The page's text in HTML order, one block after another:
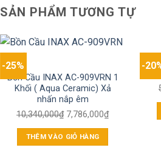
SẢN PHẨM TƯƠNG TỰ
-25%
Bồn Cầu INAX AC-909VRN 1
Khối ( Aqua Ceramic) Xả
nhấn nắp êm
10,340,000₫ 7,786,000₫
THÊM VÀO GIỎ HÀNG
-Vòi